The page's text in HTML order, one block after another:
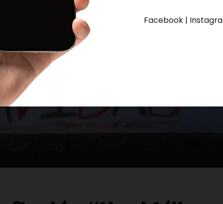
Facebook |